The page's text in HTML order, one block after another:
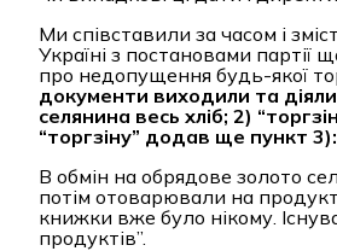
Ми співставили за часом і
Україні з постановами партії
про недопущення будь-якої
документи виходили та
селянина весь хліб; 2)
“торгзіну” додав ще пункт
В обмін на обрядове золото
потім отоварювали на
книжки вже було нікому.
продуктів”.